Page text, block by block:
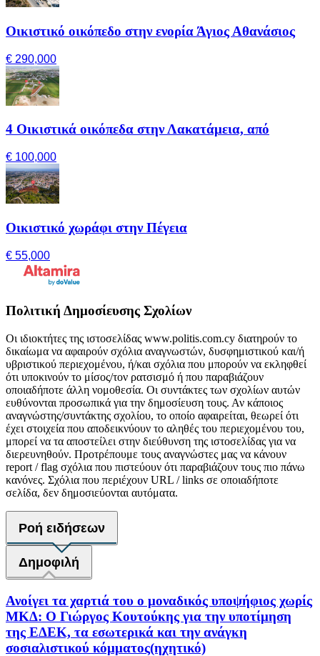
Οικιστικό οικόπεδο στην ενορία Άγιος Αθανάσιος
€ 290,000
4 Οικιστικά οικόπεδα στην Λακατάμεια, από
€ 100,000
Οικιστικό χωράφι στην Πέγεια
€ 55,000
Πολιτική Δημοσίευσης Σχολίων
Οι ιδιοκτήτες της ιστοσελίδας www.politis.com.cy διατηρούν το
δικαίωμα να αφαιρούν σχόλια αναγνωστών, δυσφημιστικού και/ή
υβριστικού περιεχομένου, ή/και σχόλια που μπορούν να εκληφθεί
ότι υποκινούν το μίσος/τον ρατσισμό ή που παραβιάζουν
οποιαδήποτε άλλη νομοθεσία. Οι συντάκτες των σχολίων αυτών
ευθύνονται προσωπικά για την δημοσίευση τους. Αν κάποιος
αναγνώστης/συντάκτης σχολίου, το οποίο αφαιρείται, θεωρεί ότι
έχει στοιχεία που αποδεικνύουν το αληθές του περιεχομένου του,
μπορεί να τα αποστείλει στην διεύθυνση της ιστοσελίδας για να
διερευνηθούν. Προτρέπουμε τους αναγνώστες μας να κάνουν
report / flag σχόλια που πιστεύουν ότι παραβιάζουν τους πιο πάνω
κανόνες. Σχόλια που περιέχουν URL / links σε οποιαδήποτε
σελίδα, δεν δημοσιεύονται αυτόματα.
Ροή ειδήσεων
Δημοφιλή
Ανοίγει τα χαρτιά του ο μοναδικός υποψήφιος χωρίς
ΜΚΔ: Ο Γιώργος Κουτούκης για την υποτίμηση
της ΕΔΕΚ, τα εσωτερικά και την ανάγκη
σοσιαλιστικού κόμματος(ηχητικό)